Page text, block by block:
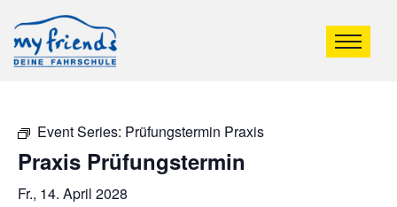
Event Series: Prüfungstermin Praxis
Praxis Prüfungstermin
Fr., 14. April 2028